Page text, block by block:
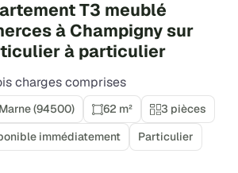
T3 meublé
à Champigny sur
à particulier
charges comprises
(94500) 62 m²
3 pièces
immédiatement
Particulier